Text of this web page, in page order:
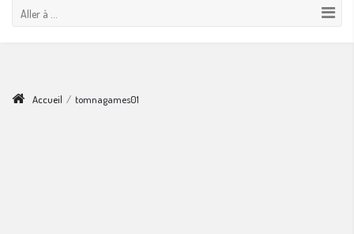
Aller à ...
Accueil / tomnagames01